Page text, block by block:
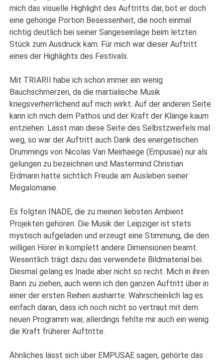
mich das visuelle Highlight des Auftritts dar, bot er doch
eine gehörige Portion Besessenheit, die noch einmal
richtig deutlich bei seiner Sangeseinlage beim letzten
Stück zum Ausdruck kam. Für mich war dieser Auftritt
eines der Highlights des Festivals.
Mit TRIARII habe ich schon immer ein wenig
Bauchschmerzen, da die martialische Musik
kriegsverherrlichend auf mich wirkt. Auf der anderen Seite
kann ich mich dem Pathos und der Kraft der Klänge kaum
entziehen. Lässt man diese Seite des Selbstzweifels mal
weg, so war der Auftritt auch Dank des energetischen
Drummings von Nicolas Van Meirhaege (Empusae) nur als
gelungen zu bezeichnen und Mastermind Christian
Erdmann hatte sichtlich Freude am Ausleben seiner
Megalomanie.
Es folgten INADE, die zu meinen liebsten Ambient
Projekten gehören. Die Musik der Leipziger ist stets
mystisch aufgeladen und erzeugt eine Stimmung, die den
willigen Hörer in komplett andere Dimensionen beamt.
Wesentlich trägt dazu das verwendete Bildmaterial bei.
Diesmal gelang es Inade aber nicht so recht. Mich in ihren
Bann zu ziehen, auch wenn ich den ganzen Auftritt über in
einer der ersten Reihen ausharrte. Wahrscheinlich lag es
einfach daran, dass ich noch nicht so vertraut mit dem
neuen Programm war, allerdings fehlte mir auch ein wenig
die Kraft früherer Auftritte.
Ähnliches lässt sich über EMPUSAE sagen, gehörte das